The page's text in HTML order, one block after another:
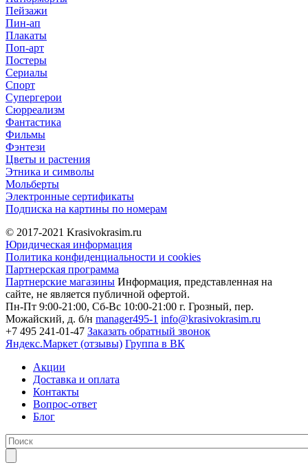
Пейзажи
Пин-ап
Плакаты
Поп-арт
Постеры
Сериалы
Спорт
Супергерои
Сюрреализм
Фантастика
Фильмы
Фэнтези
Цветы и растения
Этника и символы
Мольберты
Электронные сертификаты
Подписка на картины по номерам
© 2017-2021 Krasivokrasim.ru
Юридическая информация
Политика конфиденциальности и cookies
Партнерская программа
Партнерские магазины Информация, представленная на
сайте, не является публичной офертой.
Пн-Пт 9:00-21:00, Сб-Вс 10:00-21:00 г. Грозный, пер.
Можайский, д. б/н manager495-1 info@krasivokrasim.ru
+7 495 241-01-47 Заказать обратный звонок
Яндекс.Маркет (отзывы) Группа в ВК
Акции
Доставка и оплата
Контакты
Вопрос-ответ
Блог